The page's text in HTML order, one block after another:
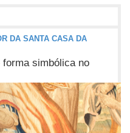
DA SANTA CASA DA
simbólica no